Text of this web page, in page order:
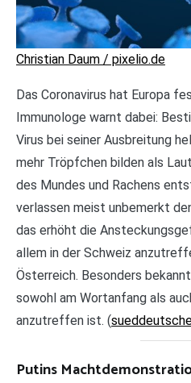
Christian Daum / pixelio.de
Das Coronavirus hat Europa
Immunologe warnt dabei:
Virus bei seiner Ausbreitung
mehr Tröpfchen bilden als
des Mundes und Rachens
verlassen meist unbemerkt
das erhöht die
allem in der Schweiz
Österreich. Besonders
sowohl am Wortanfang als
anzutreffen ist. (
Putins